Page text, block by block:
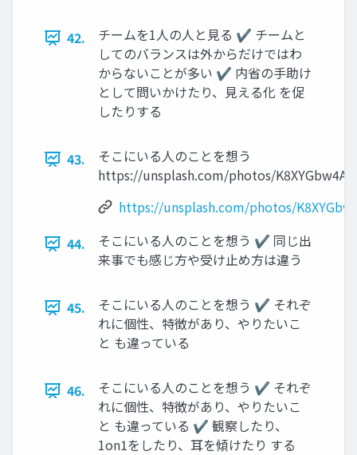
42.
チームを1人の人と見る ✔ チームと
してのバランスは外からだけではわ
からないことが多い ✔ 内省の手助け
として問いかけたり、見える化 を促
したりする
43.
そこにいる人のことを想う
https://unsplash.com/photos/
https://unsplash.com/photos/
44.
そこにいる人のことを想う ✔ 同じ出
来事でも感じ方や受け止め方は違う
45.
そこにいる人のことを想う ✔ それぞ
れに個性、特徴があり、やりたいこ
と も違っている
46.
そこにいる人のことを想う ✔ それぞ
れに個性、特徴があり、やりたいこ
と も違っている ✔ 観察したり、
1on1をしたり、耳を傾けたり する